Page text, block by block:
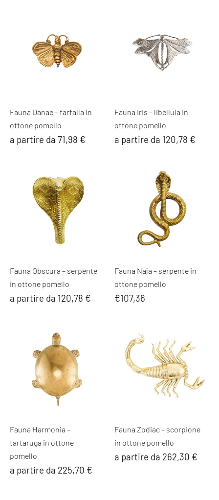
Fauna Danae – farfalla in
ottone pomello
a partire da 71,98 €
Fauna Iris – libellula in
ottone pomello
a partire da 120,78 €
Fauna Obscura – serpente
in ottone pomello
a partire da 120,78 €
Fauna Naja – serpente in
ottone pomello
€107,36
Fauna Harmonia –
tartaruga in ottone
pomello
a partire da 225,70 €
Fauna Zodiac – scorpione
in ottone pomello
a partire da 262,30 €